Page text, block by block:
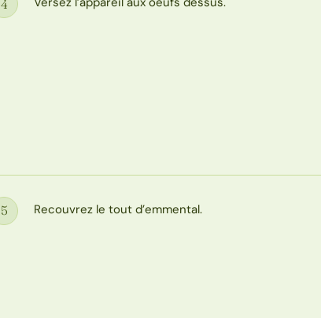
Étape
4
Étape
5 Recouvrez le tout d’emmental.